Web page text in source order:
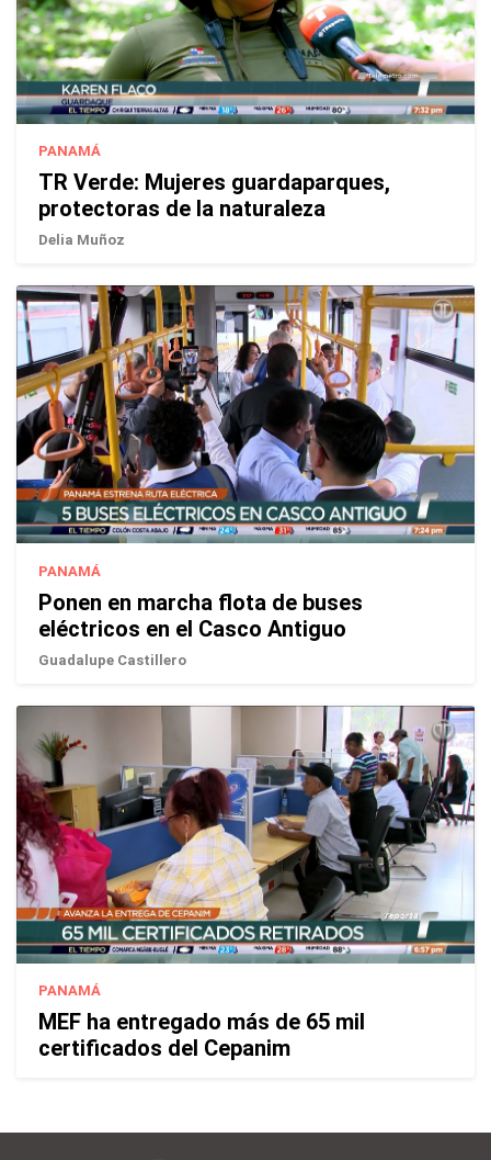
PANAMÁ
TR Verde: Mujeres guardaparques,
protectoras de la naturaleza
Delia Muñoz
PANAMÁ
Ponen en marcha flota de buses
eléctricos en el Casco Antiguo
Guadalupe Castillero
PANAMÁ
MEF ha entregado más de 65 mil
certificados del Cepanim